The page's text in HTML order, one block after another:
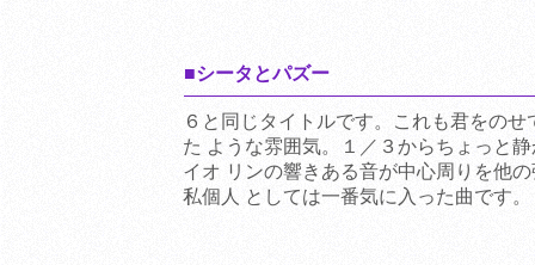
■シータとパズー
６と同じタイトルです。これも君をの
た ような雰囲気。１／３からちょっと
イオ リンの響きある音が中心周りを他
私個人 としては一番気に入った曲です。